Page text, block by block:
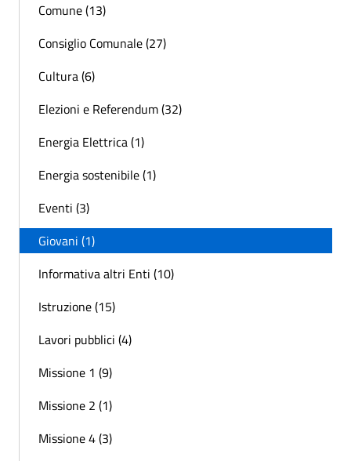
Comune (13)
Consiglio Comunale (27)
Cultura (6)
Elezioni e Referendum (32)
Energia Elettrica (1)
Energia sostenibile (1)
Eventi (3)
Giovani (1)
Informativa altri Enti (10)
Istruzione (15)
Lavori pubblici (4)
Missione 1 (9)
Missione 2 (1)
Missione 4 (3)